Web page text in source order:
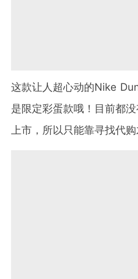
这款让人超心动的Nike
是限定彩蛋款哦！目前都
上市，所以只能靠寻找代